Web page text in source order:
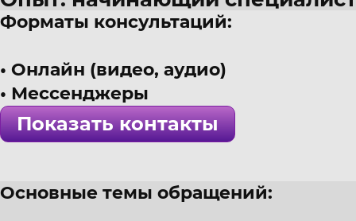
44 года
г. Москва
Психолог, мультимодальный
! Специалист проверен >>>
Форматы консультаций:
Онлайн (видео, аудио)
Мессенджеры
Показать контакты
Основные темы обращений: